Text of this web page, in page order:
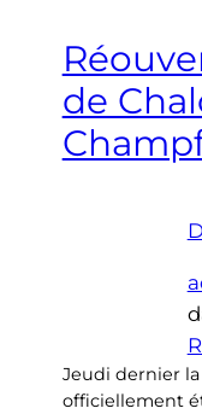
de
Jeudi dernier
officiellement